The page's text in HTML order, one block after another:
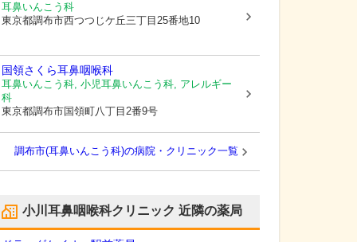
耳鼻いんこう科
東京都調布市西つつじケ丘三丁目25番地10
国領さくら耳鼻咽喉科
耳鼻いんこう科, 小児耳鼻いんこう科, アレルギー
科
東京都調布市国領町八丁目2番9号
調布市(耳鼻いんこう科)の病院・クリニック一覧
小川耳鼻咽喉科クリニック 近隣の薬局